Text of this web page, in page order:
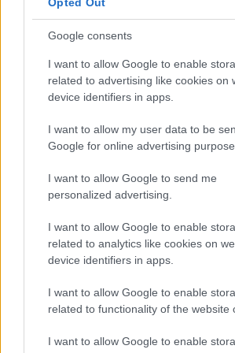
Google consents
I want to allow Google to enable
related to advertising like cookies on
device identifiers in apps.
I want to allow my user data to be
Google for online advertising
I want to allow Google to send me
personalized advertising.
I want to allow Google to enable
related to analytics like cookies on
device identifiers in apps.
I want to allow Google to enable
related to functionality of the website
I want to allow Google to enable
Se puoi permetterti i costi
ne vale sicuramente la pena.
grado di recuperare i costi in circa
Differenza salariale tipica
per la maggior parte delle
sesso
Sebbene il genere non dovrebbe
sulla retribuzione, in realtà lo fa.
pagato di più: uomini o donne? I
farmacista in Ungheria